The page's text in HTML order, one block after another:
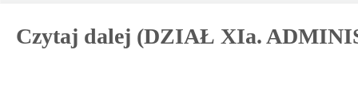
Czytaj dalej (DZIAŁ XIa.